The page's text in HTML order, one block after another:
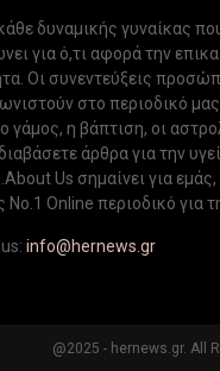
δυναμικής γυναίκας
για ό,τι αφορά την
Οι συνεντεύξεις
στο περιοδικό
γάμος, η βάπτιση, οι
άρθρα για την
Us σημαίνει για
Νo.1 Online περιοδικό για
info@hernews.gr
@2025 - hernews.gr. All